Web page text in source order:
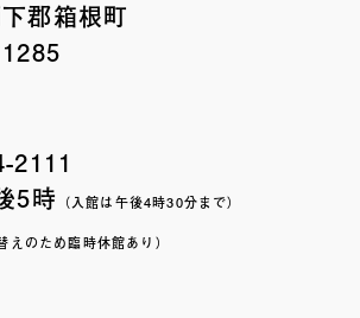
郡箱根町
2111
5時 （入館は午後4時30分まで）
えのため臨時休館あり）